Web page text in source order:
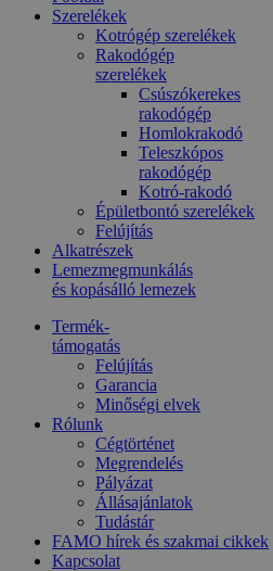
Szerelékek
Kotrógép szerelékek
Rakodógép
szerelékek
Csúszókerekes
rakodógép
Homlokrakodó
Teleszkópos
rakodógép
Kotró-rakodó
Épületbontó szerelékek
Felújítás
Alkatrészek
Lemezmegmunkálás
és kopásálló lemezek
Termék-
támogatás
Felújítás
Garancia
Minőségi elvek
Rólunk
Cégtörténet
Megrendelés
Pályázat
Állásajánlatok
Tudástár
FAMO hírek és szakmai cikkek
Kapcsolat